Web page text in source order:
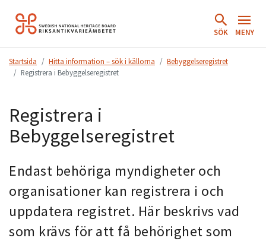
Hoppa
till
SÖK MENY
Startsida Hitta information – sök i källorna
Bebyggelseregistret
Registrera i Bebyggelseregistret
Registrera i
Bebyggelseregistret
Endast behöriga myndigheter och
organisationer kan registrera i och
uppdatera registret. Här beskrivs vad
som krävs för att få behörighet som